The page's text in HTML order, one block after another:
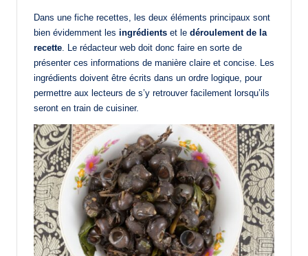
Dans une fiche recettes, les deux éléments principaux sont
bien évidemment les ingrédients et le déroulement de la
recette . Le rédacteur web doit donc faire en sorte de
présenter ces informations de manière claire et concise. Les
ingrédients doivent être écrits dans un ordre logique, pour
permettre aux lecteurs de s’y retrouver facilement lorsqu’ils
seront en train de cuisiner.